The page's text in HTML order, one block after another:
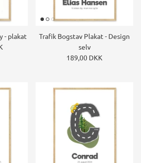
- plakat
Trafik Bogstav Plakat - Design
selv
189,00 DKK